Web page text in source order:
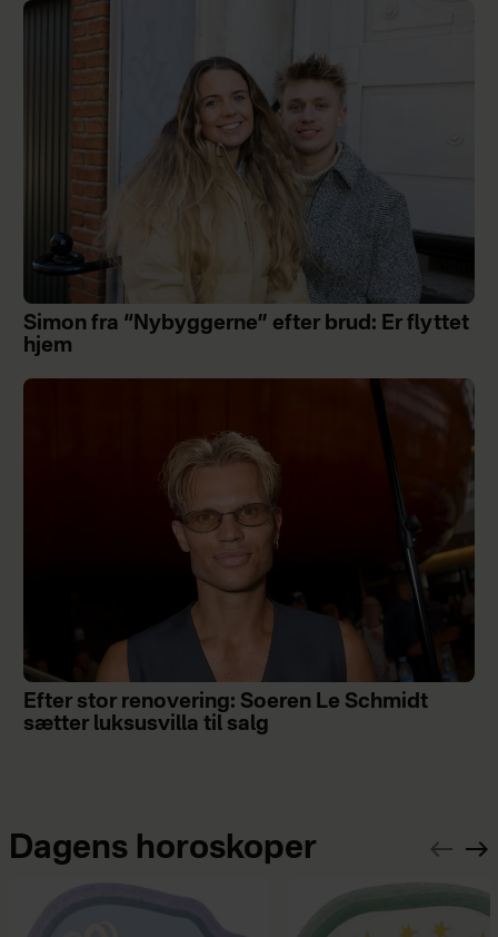
Simon fra “Nybyggerne” efter brud: Er flyttet
hjem
Efter stor renovering: Soeren Le Schmidt
sætter luksusvilla til salg
Dagens horoskoper